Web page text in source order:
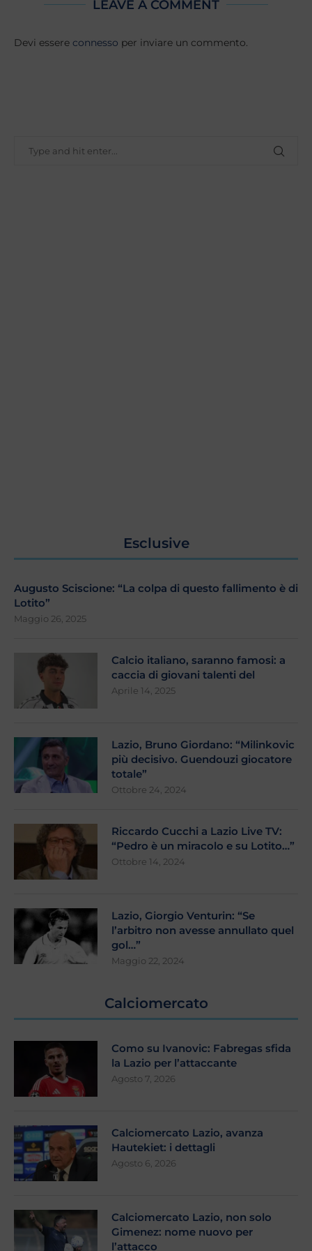
LEAVE A COMMENT
Devi essere connesso per inviare un commento.
Esclusive
Augusto Sciscione: “La colpa di questo fallimento è di
Lotito”
Maggio 26, 2025
Calcio italiano, saranno famosi: a
caccia di giovani talenti del
Aprile 14, 2025
Lazio, Bruno Giordano: “Milinkovic
più decisivo. Guendouzi giocatore
totale”
Ottobre 24, 2024
Riccardo Cucchi a Lazio Live TV:
“Pedro è un miracolo e su Lotito…”
Ottobre 14, 2024
Lazio, Giorgio Venturin: “Se
l’arbitro non avesse annullato quel
gol…”
Maggio 22, 2024
Calciomercato
Como su Ivanovic: Fabregas sfida
la Lazio per l’attaccante
Agosto 7, 2026
Calciomercato Lazio, avanza
Hautekiet: i dettagli
Agosto 6, 2026
Calciomercato Lazio, non solo
Gimenez: nome nuovo per
l’attacco